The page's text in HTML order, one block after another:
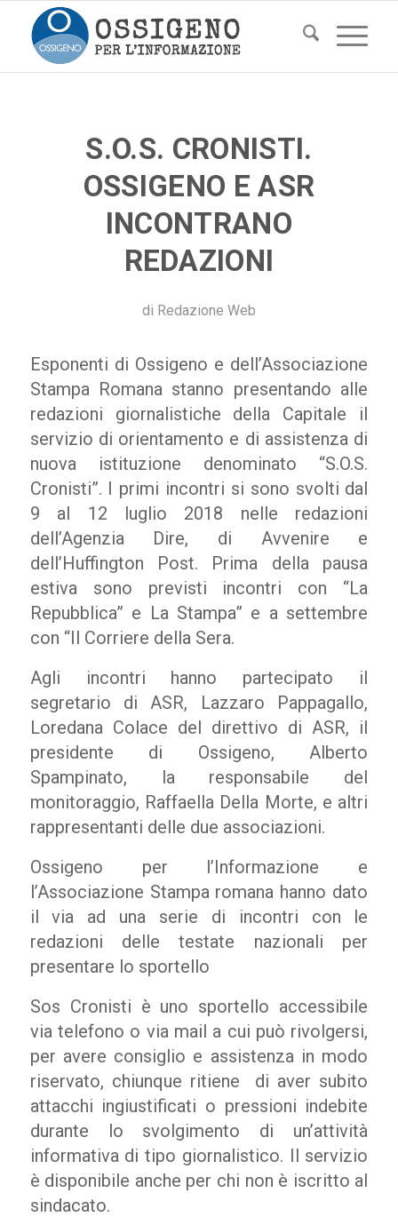
S.O.S. CRONISTI.
OSSIGENO E ASR
INCONTRANO
REDAZIONI
di Redazione Web
Esponenti di Ossigeno e dell’Associazione
Stampa Romana stanno presentando alle
redazioni giornalistiche della Capitale il
servizio di orientamento e di assistenza di
nuova istituzione denominato “S.O.S.
Cronisti”. I primi incontri si sono svolti dal
9 al 12 luglio 2018 nelle redazioni
dell’Agenzia Dire, di Avvenire e
dell’Huffington Post. Prima della pausa
estiva sono previsti incontri con “La
Repubblica” e La Stampa” e a settembre
con “Il Corriere della Sera.
Agli incontri hanno partecipato il
segretario di ASR, Lazzaro Pappagallo,
Loredana Colace del direttivo di ASR, il
presidente di Ossigeno, Alberto
Spampinato, la responsabile del
monitoraggio, Raffaella Della Morte, e altri
rappresentanti delle due associazioni.
Ossigeno per l’Informazione e
l’Associazione Stampa romana hanno dato
il via ad una serie di incontri con le
redazioni delle testate nazionali per
presentare lo sportello
Sos Cronisti è uno sportello accessibile
via telefono o via mail a cui può rivolgersi,
per avere consiglio e assistenza in modo
riservato, chiunque ritiene di aver subito
attacchi ingiustificati o pressioni indebite
durante lo svolgimento di un’attività
informativa di tipo giornalistico. Il servizio
è disponibile anche per chi non è iscritto al
sindacato.